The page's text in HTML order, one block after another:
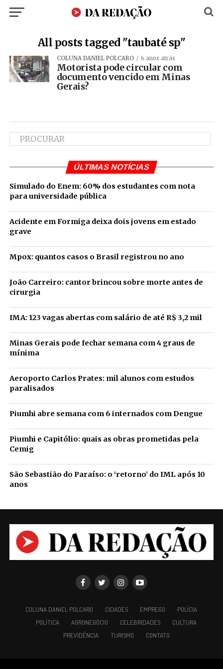
All posts tagged "taubaté sp"
COLUNA DANIEL POLCARO 6 anos atrás
Motorista pode circular com
documento vencido em Minas
Gerais?
ÚLTIMAS NOTÍCIAS
Simulado do Enem: 60% dos estudantes com nota
para universidade pública
Acidente em Formiga deixa dois jovens em estado
grave
Mpox: quantos casos o Brasil registrou no ano
João Carreiro: cantor brincou sobre morte antes de
cirurgia
IMA: 123 vagas abertas com salário de até R$ 3,2 mil
Minas Gerais pode fechar semana com 4 graus de
mínima
Aeroporto Carlos Prates: mil alunos com estudos
paralisados
Piumhi abre semana com 6 internados com Dengue
Piumhi e Capitólio: quais as obras prometidas pela
Cemig
São Sebastião do Paraíso: o ‘retorno’ do IML após 10
anos
COLUNA DANIEL POLCARO CIDADES EMPREGO
POLÍCIA
POLÍTICA
AGRONEGÓCIO CELEBRIDADES
CULTURA
PREVIDÊNCIA
TURISMO CONTATO